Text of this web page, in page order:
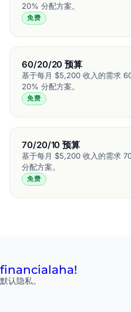
20% 分配方案。
免费
60/20/20 预算
基于每月 $5,200 收入的需求
20% 分配方案。
免费
70/20/10 预算
基于每月 $5,200 收入的需求
分配方案。
免费
financialaha!
默认隐私。